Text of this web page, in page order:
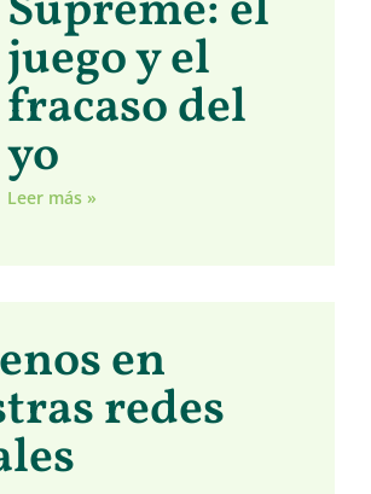
juego y el
fracaso del
yo
Leer más »
en
redes